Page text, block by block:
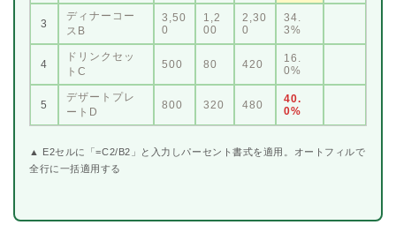
3
ディナーコー
スB
3,50
0
1,2
00
2,30
0
34.
3%
4
ドリンクセッ
トC
500 80 420
16.
0%
5
デザートプレ
ートD
800 320 480
40.
0%
▲ E2セルに「=C2/B2」と入力しパーセント書式を適用。オートフィルで
全行に一括適用する